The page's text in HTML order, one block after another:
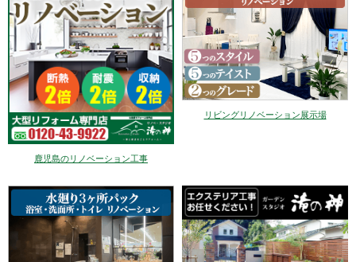
鹿児島のリノベーション工事
リビングリノベーション展示場